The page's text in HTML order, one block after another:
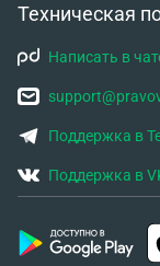
Техническая
Написать в
Поддержка в
Поддержка в